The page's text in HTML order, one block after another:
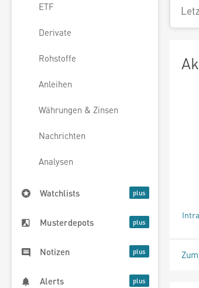
ETF
Derivate
Rohstoffe
Anleihen
Währungen & Zinsen
Nachrichten
Analysen
Watchlists
Musterdepots
Notizen
Alerts
seit